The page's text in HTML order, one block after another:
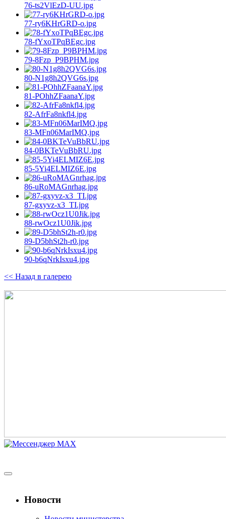
76-ts2VlEzD-UU.jpg
77-ry6KHrGRD-o.jpg
78-fYxoTPqBEgc.jpg
79-8Fzp_P9BPHM.jpg
80-N1g8h2QVG6s.jpg
81-POhhZFaanaY.jpg
82-AfrFa8nkfl4.jpg
83-MFn06MarIMQ.jpg
84-0BKTeVuBbRU.jpg
85-5Yi4ELMIZ6E.jpg
86-uRoMAGnrhag.jpg
87-gxyvz-x3_TI.jpg
88-rwOcz1U0Jik.jpg
89-D5bhSt2h-r0.jpg
90-b6qNrkIsxu4.jpg
<< Назад в галерею
Новости